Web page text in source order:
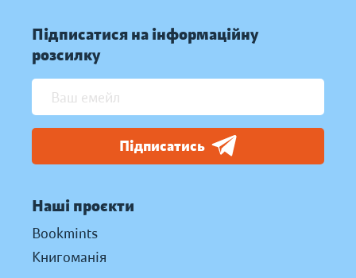
Підписатися на інформаційну
розсилку
Підписатись
Наші проєкти
Bookmints
Книгоманія